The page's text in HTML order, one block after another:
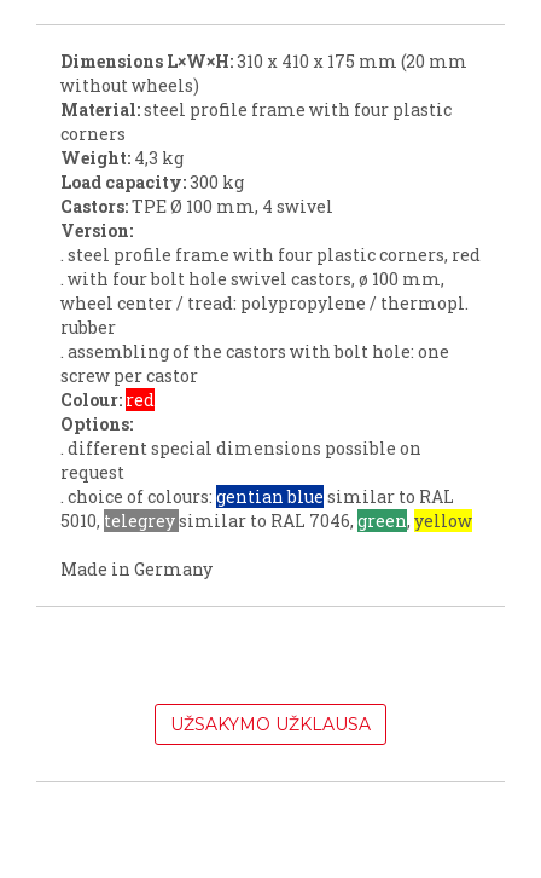
Dimensions L×W×H:310 x 410 x 175 mm (20 mm
without wheels)
Material:steel profile frame with four plastic
corners
Weight: 4,3 kg
Load capacity:300 kg
Castors:TPE Ø 100 mm, 4 swivel
Version:
. steel profile frame with four plastic corners, red
. with four bolt hole swivel castors, ø 100 mm,
wheel center / tread: polypropylene / thermopl.
rubber
. assembling of the castors with bolt hole: one
screw per castor
Colour: red
Options:
. different special dimensions possible on
request
. choice of colours: gentian blue similar to RAL
5010, telegreysimilar to RAL 7046, green, yellow
Made in Germany
UŽSAKYMO UŽKLAUSA